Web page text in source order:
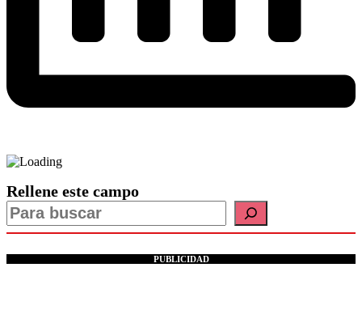
Rellene este campo
PUBLICIDAD